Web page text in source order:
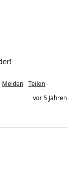
Melden Teilen
vor 5 Jahren